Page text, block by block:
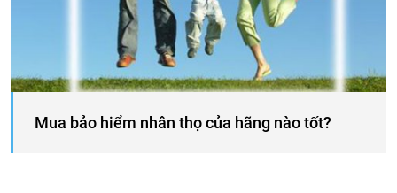
Mua bảo hiểm nhân thọ của hãng nào tốt?